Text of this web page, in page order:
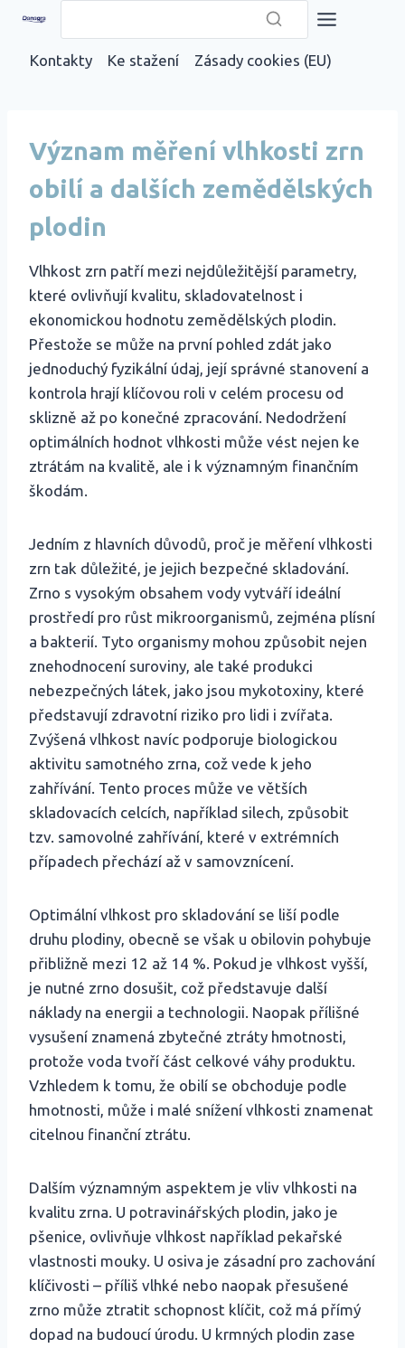
Přeskočit
obsahKontakty Ke stažení Zásady cookies (EU)
Význam měření vlhkosti zrn
obilí a dalších zemědělských
plodin
Vlhkost zrn patří mezi nejdůležitější parametry,
které ovlivňují kvalitu, skladovatelnost i
ekonomickou hodnotu zemědělských plodin.
Přestože se může na první pohled zdát jako
jednoduchý fyzikální údaj, její správné stanovení a
kontrola hrají klíčovou roli v celém procesu od
sklizně až po konečné zpracování. Nedodržení
optimálních hodnot vlhkosti může vést nejen ke
ztrátám na kvalitě, ale i k významným finančním
škodám.
Jedním z hlavních důvodů, proč je měření vlhkosti
zrn tak důležité, je jejich bezpečné skladování.
Zrno s vysokým obsahem vody vytváří ideální
prostředí pro růst mikroorganismů, zejména plísní
a bakterií. Tyto organismy mohou způsobit nejen
znehodnocení suroviny, ale také produkci
nebezpečných látek, jako jsou mykotoxiny, které
představují zdravotní riziko pro lidi i zvířata.
Zvýšená vlhkost navíc podporuje biologickou
aktivitu samotného zrna, což vede k jeho
zahřívání. Tento proces může ve větších
skladovacích celcích, například silech, způsobit
tzv. samovolné zahřívání, které v extrémních
případech přechází až v samovznícení.
Optimální vlhkost pro skladování se liší podle
druhu plodiny, obecně se však u obilovin pohybuje
přibližně mezi 12 až 14 %. Pokud je vlhkost vyšší,
je nutné zrno dosušit, což představuje další
náklady na energii a technologii. Naopak přílišné
vysušení znamená zbytečné ztráty hmotnosti,
protože voda tvoří část celkové váhy produktu.
Vzhledem k tomu, že obilí se obchoduje podle
hmotnosti, může i malé snížení vlhkosti znamenat
citelnou finanční ztrátu.
Dalším významným aspektem je vliv vlhkosti na
kvalitu zrna. U potravinářských plodin, jako je
pšenice, ovlivňuje vlhkost například pekařské
vlastnosti mouky. U osiva je zásadní pro zachování
klíčivosti – příliš vlhké nebo naopak přesušené
zrno může ztratit schopnost klíčit, což má přímý
dopad na budoucí úrodu. U krmných plodin zase